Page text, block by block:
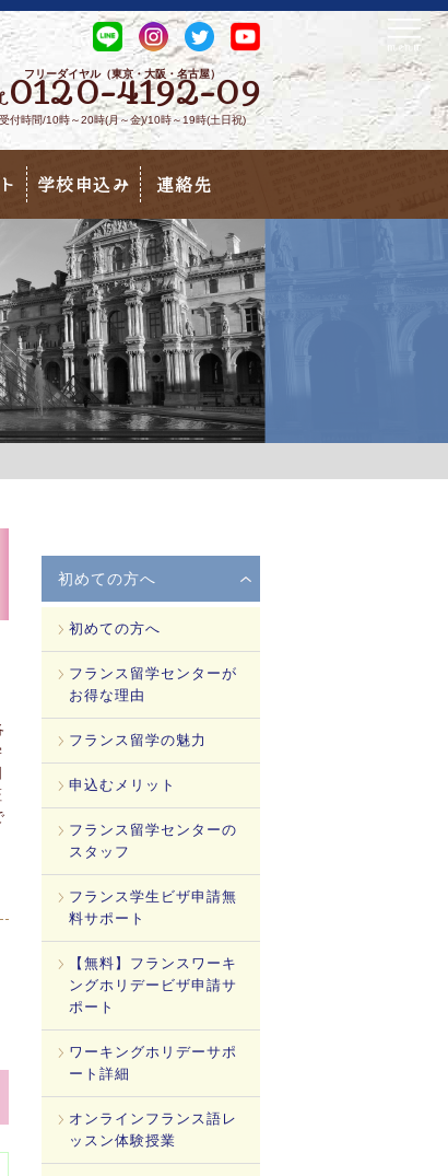
フリーダイヤル（東京・大阪・名古屋）
0120-4192-09
受付時間/10時～20時(月～金)/10時～19時(土日祝)
学校申込み 連絡先
初めての方へ
初めての方へ
フランス留学センターが
お得な理由
フランス留学の魅力
申込むメリット
フランス留学センターの
スタッフ
フランス学生ビザ申請無
料サポート
【無料】フランスワーキ
ングホリデービザ申請サ
ポート
ワーキングホリデーサポ
ート詳細
オンラインフランス語レ
ッスン体験授業